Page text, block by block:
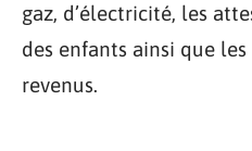
gaz, d’électricité, les
des enfants ainsi que
revenus.